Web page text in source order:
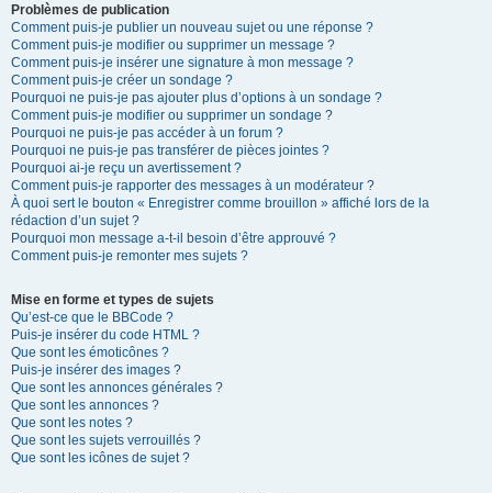
Problèmes de publication
Comment puis-je publier un nouveau sujet ou une réponse ?
Comment puis-je modifier ou supprimer un message ?
Comment puis-je insérer une signature à mon message ?
Comment puis-je créer un sondage ?
Pourquoi ne puis-je pas ajouter plus d’options à un sondage ?
Comment puis-je modifier ou supprimer un sondage ?
Pourquoi ne puis-je pas accéder à un forum ?
Pourquoi ne puis-je pas transférer de pièces jointes ?
Pourquoi ai-je reçu un avertissement ?
Comment puis-je rapporter des messages à un modérateur ?
À quoi sert le bouton « Enregistrer comme brouillon » affiché lors de la
rédaction d’un sujet ?
Pourquoi mon message a-t-il besoin d’être approuvé ?
Comment puis-je remonter mes sujets ?
Mise en forme et types de sujets
Qu’est-ce que le BBCode ?
Puis-je insérer du code HTML ?
Que sont les émoticônes ?
Puis-je insérer des images ?
Que sont les annonces générales ?
Que sont les annonces ?
Que sont les notes ?
Que sont les sujets verrouillés ?
Que sont les icônes de sujet ?